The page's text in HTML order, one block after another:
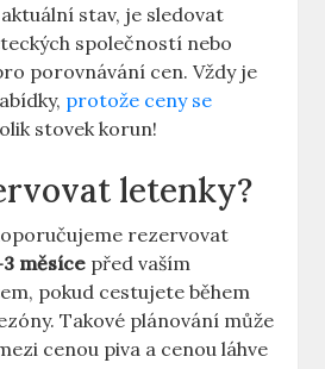
stav, je sledovat
společností nebo
porovnávání cen. Vždy je
protože ceny se
stovek korun!
letenky?
rezervovat
měsíce před vaším
pokud cestujete během
Takové plánování může
cenou piva a cenou láhve